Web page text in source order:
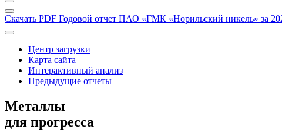
Скачать PDF Годовой отчет ПАО «ГМК «Норильский никель» за
Центр загрузки
Карта сайта
Интерактивный анализ
Предыдущие отчеты
Металлы
для прогресса